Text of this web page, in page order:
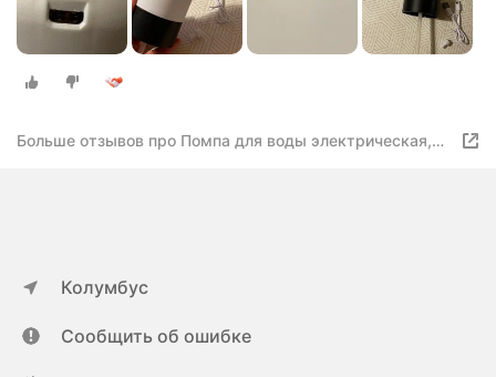
Больше отзывов про Помпа для воды электрическая,
Колумбус
Сообщить об ошибке